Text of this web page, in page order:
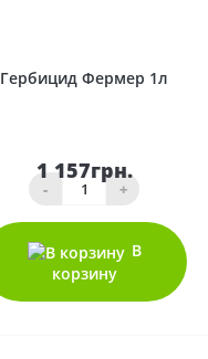
Гербицид Фермер 1л
1 157грн.
- +
В
корзину